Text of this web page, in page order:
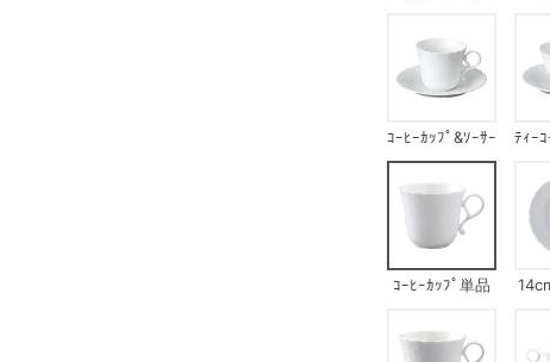
ｺｰﾋｰｶｯﾌﾟ&ｿｰｻｰ
ﾃｨｰ
ｺｰﾋｰｶｯﾌﾟ単品